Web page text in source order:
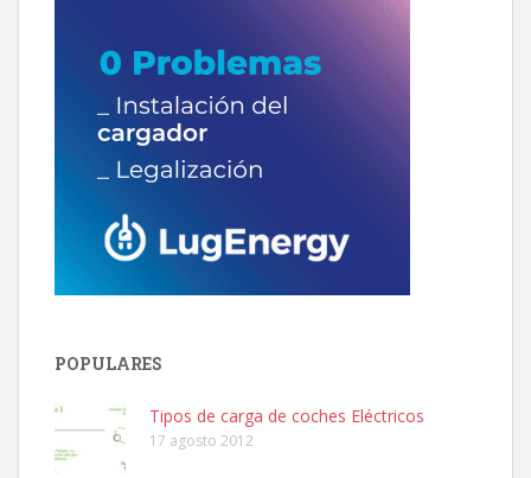
POPULARES
Tipos de carga de coches Eléctricos
17 agosto 2012